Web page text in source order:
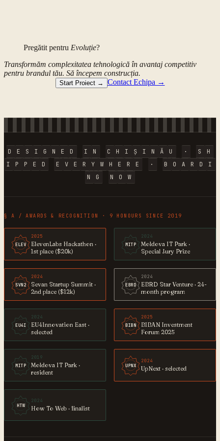
Pregătit pentru Evoluție?
Transformăm complexitatea tehnologică în avantaj competitiv
pentru brandul tău. Să începem construcția.
Start Proiect → Contact Echipa →
D E S I G N E D I N C H I Ș I N Ă U · S
H
I
P P E D E V E R Y W H E R E · B O A R D
I
N
G N O W
§ A / AWARDS & RECOGNITION · 9 HONOURS SINCE 2019
ELEV
2025
ElevenLabs Hackathon ·
1st place ($20k)
MITP
2024
Moldova IT Park ·
Special Jury Prize
SVN2
2024
Sevan Startup Summit ·
2nd place ($12k)
EBRD
2024
EBRD Star Venture · 24-
month program
EU4I
2024
EU4Innovation East ·
selected
BIBN
2025
BIBAN Investment
Forum 2025
MITP
2019
Moldova IT Park ·
resident
UPNX
2024
UpNext · selected
HTW
2024
How To Web · finalist